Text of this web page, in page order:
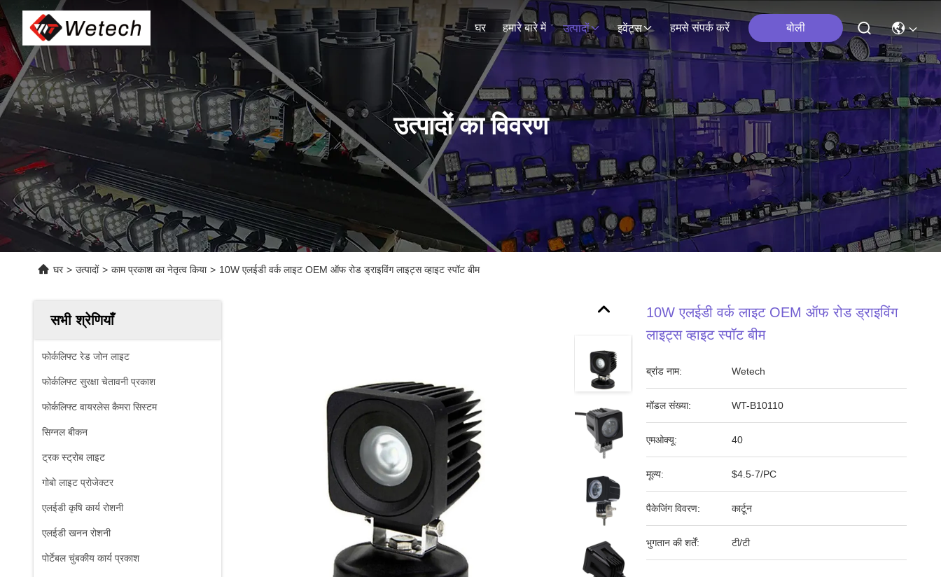
घर हमारे बारे में उत्पादों इवेंट्स हमसे संपर्क करें बोली
उत्पादों का विवरण
घर > उत्पादों > काम प्रकाश का नेतृत्व किया > 10W एलईडी वर्क लाइट OEM ऑफ रोड ड्राइविंग लाइट्स व्हाइट स्पॉट बीम
सभी श्रेणियाँ
फोर्कलिफ्ट रेड जोन लाइट
फोर्कलिफ्ट सुरक्षा चेतावनी प्रकाश
फोर्कलिफ्ट वायरलेस कैमरा सिस्टम
सिग्नल बीकन
ट्रक स्ट्रोब लाइट
गोबो लाइट प्रोजेक्टर
एलईडी कृषि कार्य रोशनी
एलईडी खनन रोशनी
पोर्टेबल चुंबकीय कार्य प्रकाश
10W एलईडी वर्क लाइट OEM ऑफ रोड ड्राइविंग
लाइट्स व्हाइट स्पॉट बीम
ब्रांड नाम: Wetech
मॉडल संख्या: WT-B10110
एमओक्यू: 40
मूल्य: $4.5-7/PC
पैकेजिंग विवरण: कार्टून
भुगतान की शर्तें: टी/टी